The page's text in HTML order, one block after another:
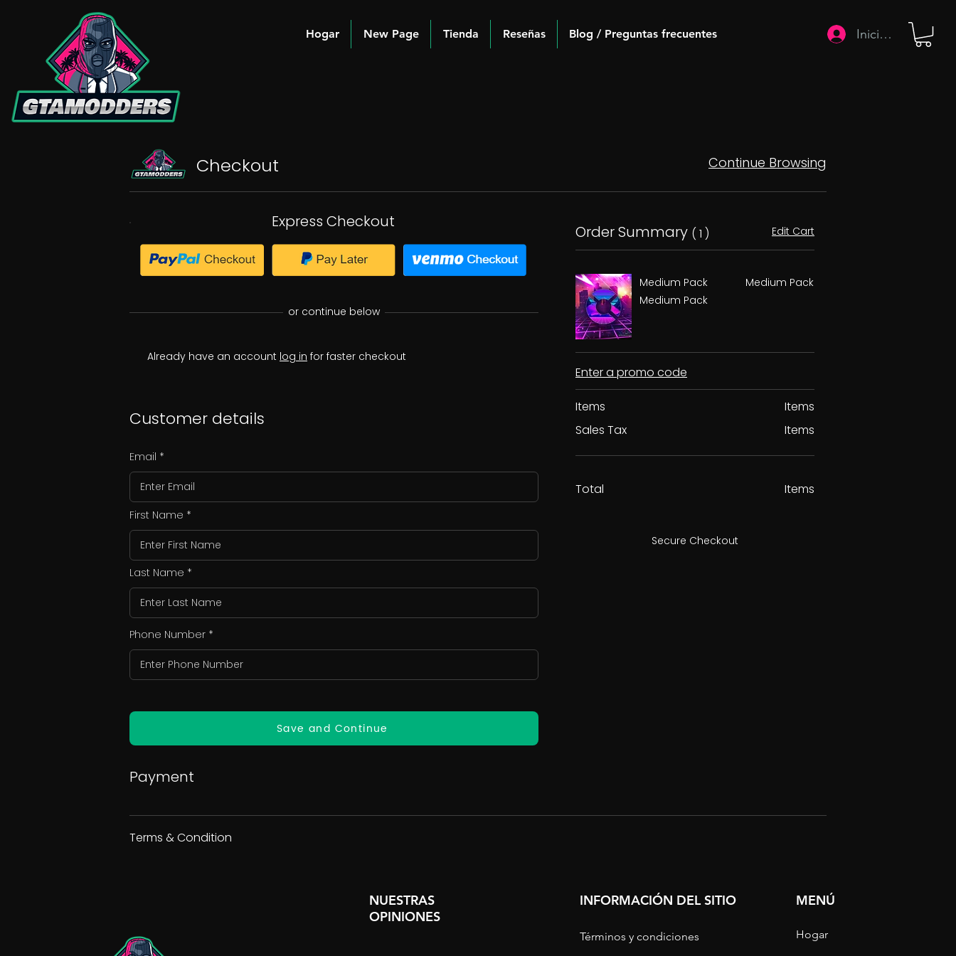
Hogar New Page Tienda Reseñas Blog / Preguntas frecuentes Iniciar sesión
Checkout Continue Browsing
Express Checkout
or continue below
Already have an account log in for faster checkout
Customer details
Email
First Name
Last Name
Phone Number
Save and Continue
Order Summary ( 1 ) Edit Cart
Medium Pack
Medium Pack
Medium Pack
Enter a promo code
Items
Sales Tax
Items
Items
Total Items
Secure Checkout
Payment
Terms & Condition
NUESTRAS
OPINIONES
INFORMACIÓN DEL SITIO
Términos y condiciones
MENÚ
Hogar